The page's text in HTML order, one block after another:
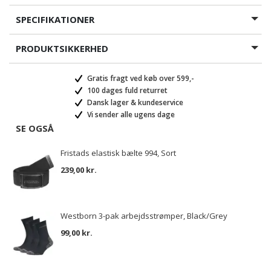
SPECIFIKATIONER
PRODUKTSIKKERHED
Gratis fragt ved køb over 599,-
100 dages fuld returret
Dansk lager & kundeservice
Vi sender alle ugens dage
SE OGSÅ
Fristads elastisk bælte 994, Sort
239,00 kr.
Westborn 3-pak arbejdsstrømper, Black/Grey
99,00 kr.